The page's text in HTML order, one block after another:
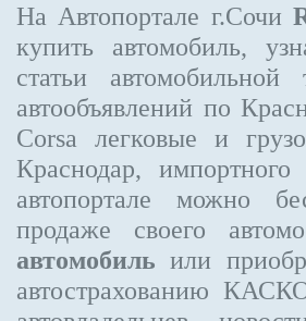
На Автопортале г.Сочи
купить автомобиль,
статьи
автообъявлений по
Corsa легковые и
Краснодар,
автопортале можно
продаже своего
автомобиль или
автострахованию